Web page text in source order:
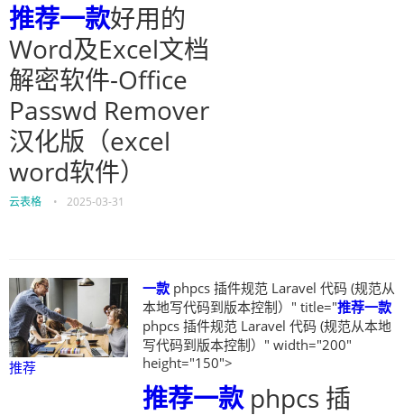
推荐一款好用的
Word及Excel文档
解密软件-Office
Passwd Remover
汉化版（excel
word软件）
云表格 • 2025-03-31
推荐
一款 phpcs 插件规范 Laravel 代码 (规范从
本地写代码到版本控制）" title="推荐一款
phpcs 插件规范 Laravel 代码 (规范从本地
写代码到版本控制）" width="200"
height="150">
推荐一款phpcs 插